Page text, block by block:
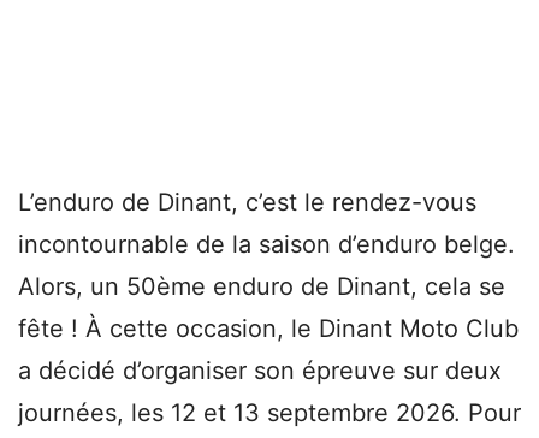
L’enduro de Dinant, c’est le rendez-vous
incontournable de la saison d’enduro belge.
Alors, un 50ème enduro de Dinant, cela se
fête ! À cette occasion, le Dinant Moto Club
a décidé d’organiser son épreuve sur deux
journées, les 12 et 13 septembre 2026. Pour